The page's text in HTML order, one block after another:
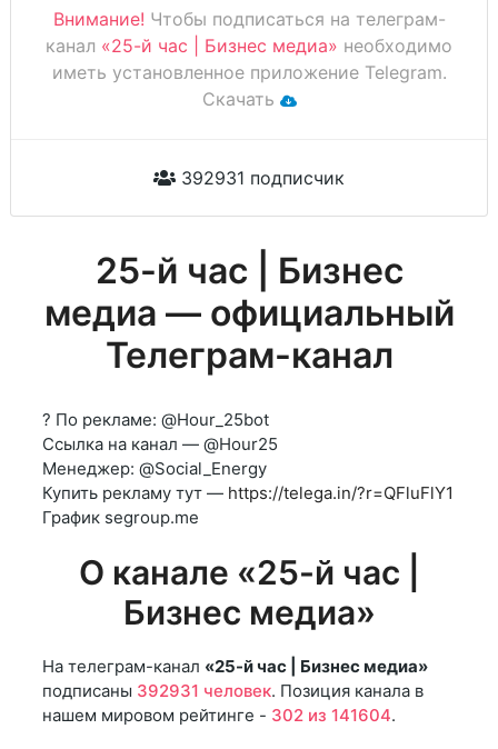
Внимание! Чтобы подписаться на телеграм-
канал «25-й час | Бизнес медиа» необходимо
иметь установленное приложение Telegram.
Скачать
392931 подписчик
25-й час | Бизнес
медиа — официальный
Телеграм-канал
? По рекламе: @Hour_25bot
Ссылка на канал — @Hour25
Менеджер: @Social_Energy
Купить рекламу тут — https://telega.in/?r=QFluFlY1
График segroup.me
О канале «25-й час |
Бизнес медиа»
На телеграм-канал «25-й час | Бизнес медиа»
подписаны 392931 человек. Позиция канала в
нашем мировом рейтинге - 302 из 141604.